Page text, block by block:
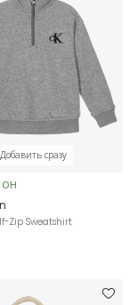
Добавить сразу
Zip Sweatshirt